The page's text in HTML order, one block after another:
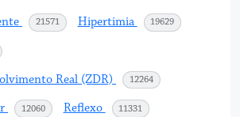
21571acessosHipertimia 19629acessos
Real (ZDR) 12264acessos
12060acessosReflexo 11331 acessos